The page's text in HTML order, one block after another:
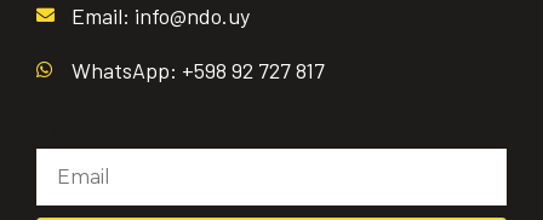
Email: info@ndo.uy
WhatsApp: +598 92 727 817